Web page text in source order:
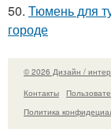
50. Тюмень для
городе
© 2026 Дизайн /
Контакты
Политика